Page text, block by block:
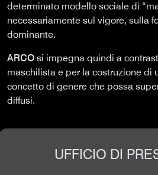
determinato modello sociale di
necessariamente sul vigore, sulla
dominante.
ARCO si impegna quindi a
maschilista e per la costruzione di
concetto di genere che possa
diffusi.
UFFICIO DI